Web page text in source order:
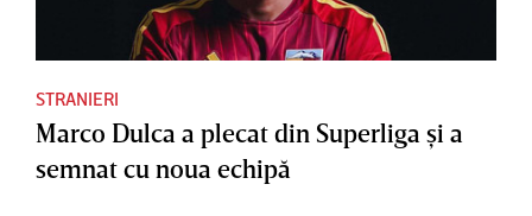
STRANIERI
Marco Dulca a plecat din Superliga şi a
semnat cu noua echipă